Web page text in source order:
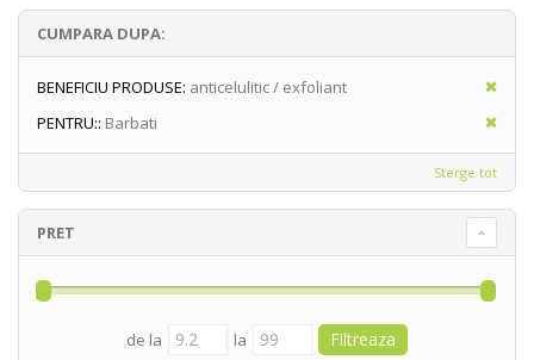
CUMPARA DUPA:
BENEFICIU PRODUSE: anticelulitic / exfoliant
PENTRU:: Barbati
Sterge tot
PRET
de la la